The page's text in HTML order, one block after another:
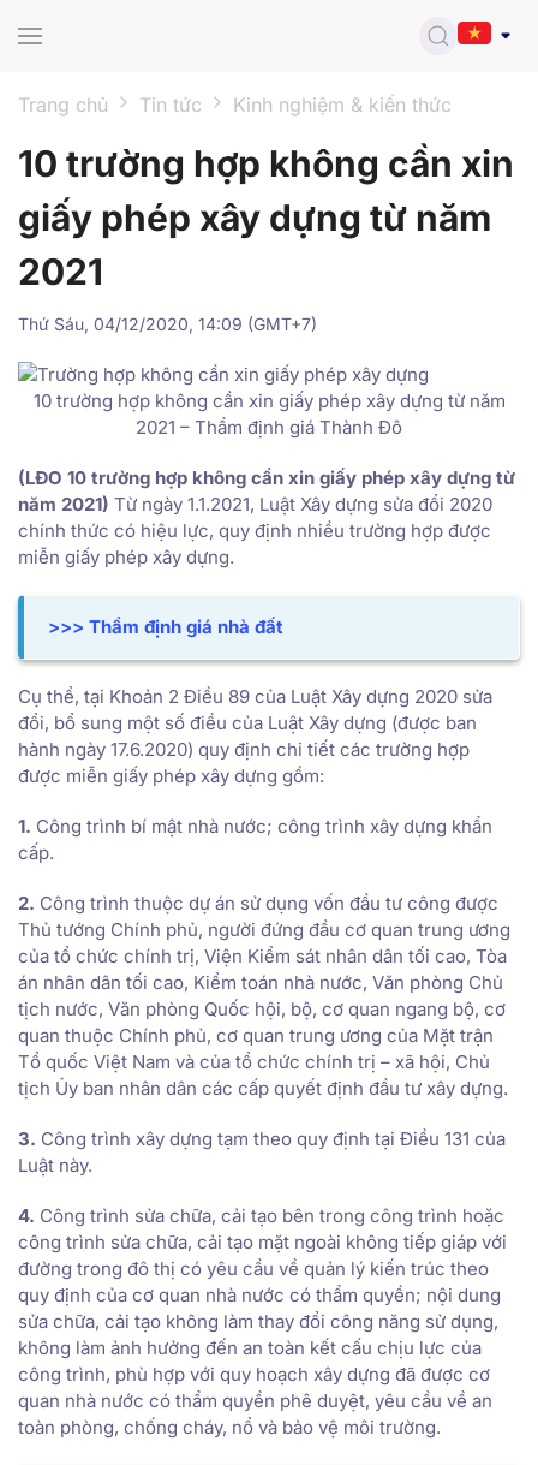
Trang chủ Tin tức Kinh nghiệm & kiến thức
10 trường hợp không cần xin
giấy phép xây dựng từ năm
2021
Thứ Sáu, 04/12/2020, 14:09 (GMT+7)
10 trường hợp không cần xin giấy phép xây dựng từ năm
2021 – Thẩm định giá Thành Đô
(LĐO 10 trường hợp không cần xin giấy phép xây dựng từ
năm 2021) Từ ngày 1.1.2021, Luật Xây dựng sửa đổi 2020
chính thức có hiệu lực, quy định nhiều trường hợp được
miễn giấy phép xây dựng.
>>> Thẩm định giá nhà đất
Cụ thể, tại Khoản 2 Điều 89 của Luật Xây dựng 2020 sửa
đổi, bổ sung một số điều của Luật Xây dựng (được ban
hành ngày 17.6.2020) quy định chi tiết các trường hợp
được miễn giấy phép xây dựng gồm:
1. Công trình bí mật nhà nước; công trình xây dựng khẩn
cấp.
2. Công trình thuộc dự án sử dụng vốn đầu tư công được
Thủ tướng Chính phủ, người đứng đầu cơ quan trung ương
của tổ chức chính trị, Viện Kiểm sát nhân dân tối cao, Tòa
án nhân dân tối cao, Kiểm toán nhà nước, Văn phòng Chủ
tịch nước, Văn phòng Quốc hội, bộ, cơ quan ngang bộ, cơ
quan thuộc Chính phủ, cơ quan trung ương của Mặt trận
Tổ quốc Việt Nam và của tổ chức chính trị – xã hội, Chủ
tịch Ủy ban nhân dân các cấp quyết định đầu tư xây dựng.
3. Công trình xây dựng tạm theo quy định tại Điều 131 của
Luật này.
4. Công trình sửa chữa, cải tạo bên trong công trình hoặc
công trình sửa chữa, cải tạo mặt ngoài không tiếp giáp với
đường trong đô thị có yêu cầu về quản lý kiến trúc theo
quy định của cơ quan nhà nước có thẩm quyền; nội dung
sửa chữa, cải tạo không làm thay đổi công năng sử dụng,
không làm ảnh hưởng đến an toàn kết cấu chịu lực của
công trình, phù hợp với quy hoạch xây dựng đã được cơ
quan nhà nước có thẩm quyền phê duyệt, yêu cầu về an
toàn phòng, chống cháy, nổ và bảo vệ môi trường.